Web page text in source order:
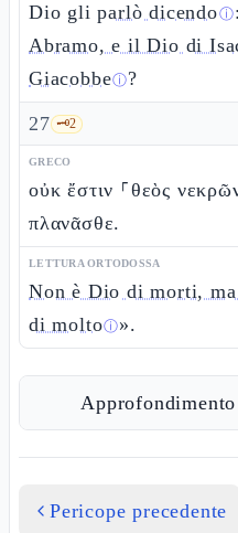
Dio gliparlò dicendoⓘ
Abramo, e il Dio di
Giacobbeⓘ?
27 🗝️2
GRECO
οὐκ ἔστιν ⸀θεὸς
πλανᾶσθε.
LETTURA ORTODOSSA
Non è Dio di morti,
di moltoⓘ».
Pericope precedente